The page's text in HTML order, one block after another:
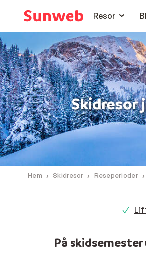
Resor
Skidresor
Hem Skidresor Reseperioder
På